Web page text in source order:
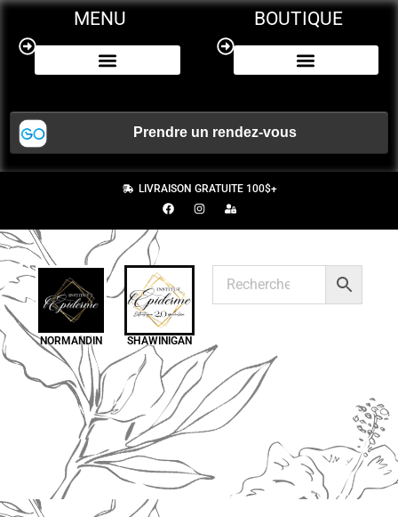
MENU BOUTIQUE
LIVRAISON GRATUITE 100$+
NORMANDIN SHAWINIGAN